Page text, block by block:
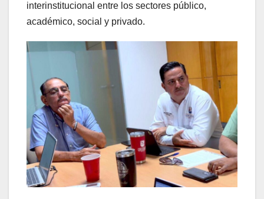
interinstitucional entre los sectores público,
académico, social y privado.